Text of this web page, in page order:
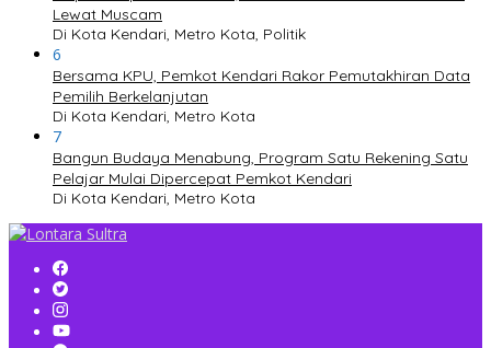
Lewat Muscam
Di Kota Kendari, Metro Kota, Politik
6
Bersama KPU, Pemkot Kendari Rakor Pemutakhiran Data
Pemilih Berkelanjutan
Di Kota Kendari, Metro Kota
7
Bangun Budaya Menabung, Program Satu Rekening Satu
Pelajar Mulai Dipercepat Pemkot Kendari
Di Kota Kendari, Metro Kota